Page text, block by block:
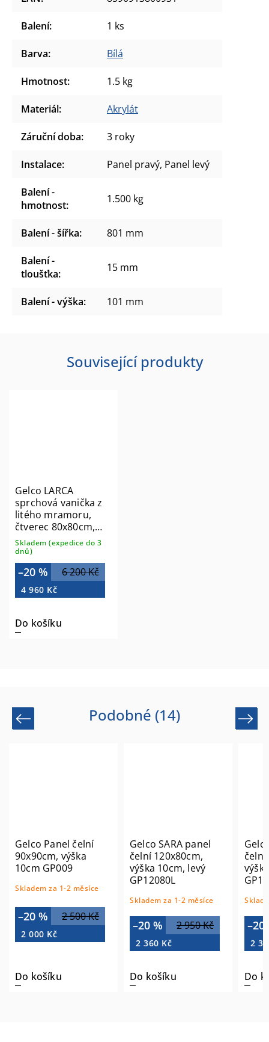
Balení: 1 ks
Barva: Bílá
Hmotnost: 1.5 kg
Materiál: Akrylát
Záruční doba: 3 roky
Instalace: Panel pravý, Panel levý
Balení -
hmotnost: 1.500 kg
Balení - šířka: 801 mm
Balení -
tloušťka: 15 mm
Balení - výška: 101 mm
Související produkty
Gelco LARCA
sprchová vanička z
litého mramoru,
čtverec 80x80cm,
bílá PL008
Skladem (expedice do 3
dnů)
6 200 Kč
–20 %
4 960 Kč
Do košíku
Podobné (14)
Previous
Gelco Panel čelní
90x90cm, výška
10cm GP009
Skladem za 1-2 měsíce
2 500 Kč
–20 %
2 000 Kč
Do košíku
Gelco SARA panel
čelní 120x80cm,
výška 10cm, levý
GP12080L
Skladem za 1-2 měsíce
2 950 Kč
–20 %
2 360 Kč
Do košíku
čelní
–20
2
Do
Next